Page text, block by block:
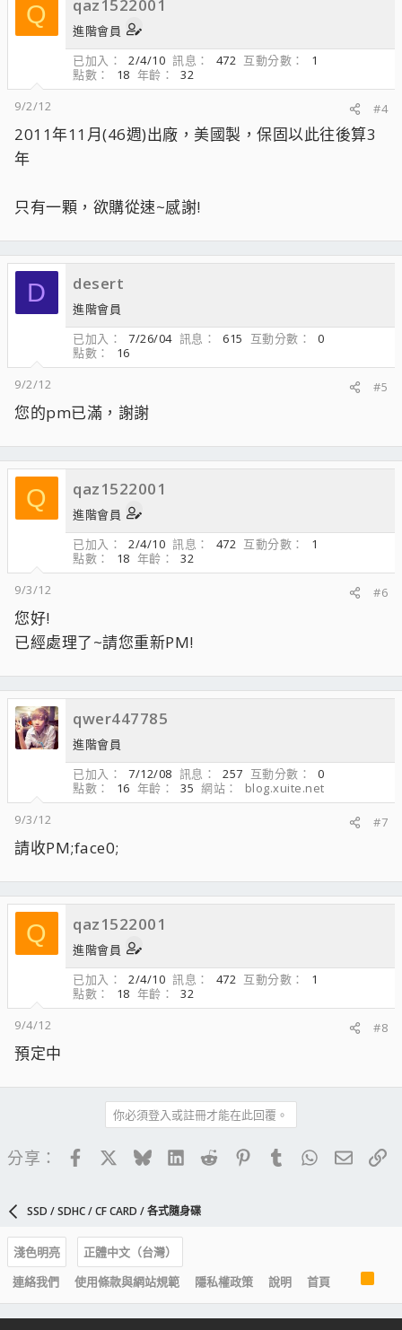
Q qaz1522001
進階會員
已加入
2/4/10 訊息 472 互動分數
1
點數
18 年齡
32
9/2/12
#4
2011年11月(46週)出廠，美國製，保固以此往後算3
年
只有一顆，欲購從速~感謝!
D desert
進階會員
已加入
7/26/04 訊息 615 互動分數
0
點數
16
9/2/12
#5
您的pm已滿，謝謝
Q qaz1522001
進階會員
已加入
2/4/10 訊息 472 互動分數
1
點數
18 年齡
32
9/3/12
#6
您好!
已經處理了~請您重新PM!
qwer447785
進階會員
已加入
7/12/08 訊息 257 互動分數
0
點數
16 年齡 35 網站
blog.xuite.net
9/3/12
#7
請收PM;face0;
Q qaz1522001
進階會員
已加入
2/4/10 訊息 472 互動分數
1
點數
18 年齡
32
9/4/12
#8
預定中
你必須登入或註冊才能在此回覆。
分享： FacebookBlueskyLinkedIn
Reddit PinterestTumblrWhatsApp
電子
SSD / SDHC / CF CARD / 各式隨身碟
淺色明亮
正體中文（台灣）
連絡我們
使用條款與網站規範 隱私權政策 說明 首頁
S